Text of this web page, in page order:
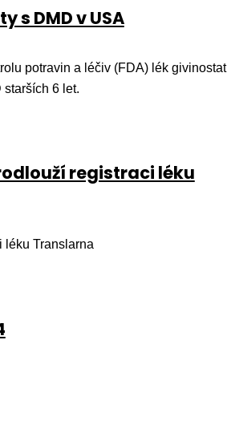
s DMD v USA
potravin a léčiv (FDA) lék givinostat
starších 6 let.
registraci léku
léku Translarna